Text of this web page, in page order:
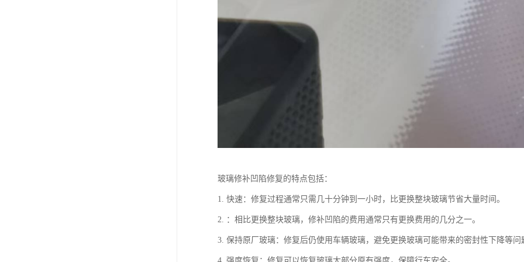
玻璃修补凹陷修复的特点包括：
1. 快速：修复过程通常只需几十分钟到一小时，比更换整块玻璃节省大量时间。
2. ：相比更换整块玻璃，修补凹陷的费用通常只有更换费用的几分之一。
3. 保持原厂玻璃：修复后仍使用车辆玻璃，避免更换玻璃可能带来的密封性下降等问